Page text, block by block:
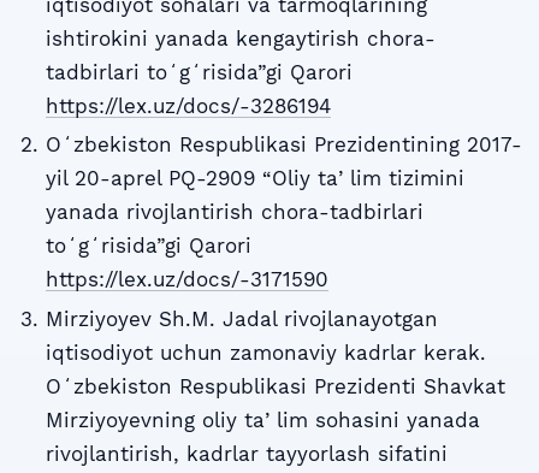
iqtisodiyot sohalari va tarmoqlarining
ishtirokini yanada kengaytirish chora-
tadbirlari toʻgʻrisida”gi Qarori
https://lex.uz/docs/-3286194
Oʻzbekiston Respublikasi Prezidentining 2017-
yil 20-aprel PQ-2909 “Oliy taʼlim tizimini
yanada rivojlantirish chora-tadbirlari
toʻgʻrisida”gi Qarori
https://lex.uz/docs/-3171590
Mirziyoyev Sh.M. Jadal rivojlanayotgan
iqtisodiyot uchun zamonaviy kadrlar kerak.
Oʻzbekiston Respublikasi Prezidenti Shavkat
Mirziyoyevning oliy taʼlim sohasini yanada
rivojlantirish, kadrlar tayyorlash sifatini